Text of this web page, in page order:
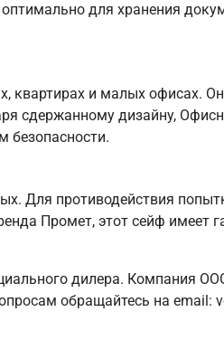
для хранения
квартирах и малых офисах.
сдержанному дизайну,
безопасности.
Для противодействия
Промет, этот сейф имеет
дилера. Компания
обращайтесь на email: